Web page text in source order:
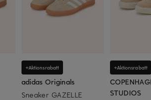
+Aktionsrabatt
adidas Originals
Sneaker GAZELLE
+Aktionsrabatt
STUDIOS